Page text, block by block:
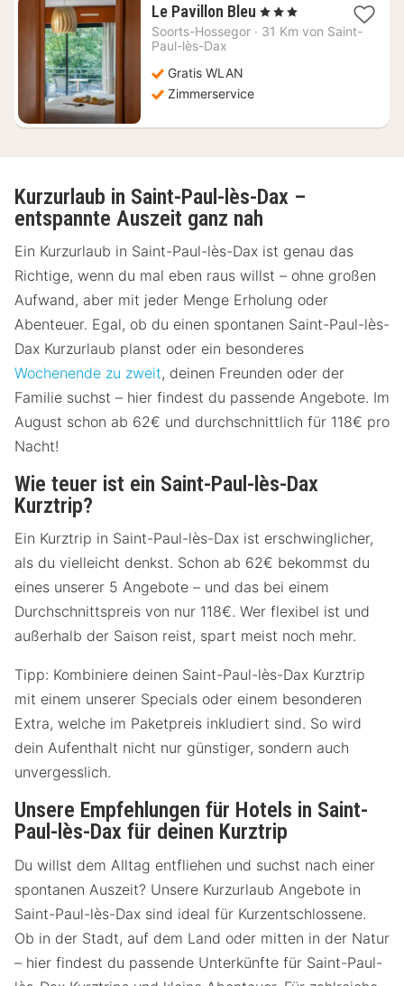
Le Pavillon Bleu 1
Nacht
, 3 Sterne
Soorts-Hossegor · 31 Km von Saint-
Paul-lès-Dax
Gratis WLAN
Zimmerservice
Kurzurlaub in Saint-Paul-lès-Dax –
entspannte Auszeit ganz nah
Ein Kurzurlaub in Saint-Paul-lès-Dax ist genau das
Richtige, wenn du mal eben raus willst – ohne großen
Aufwand, aber mit jeder Menge Erholung oder
Abenteuer. Egal, ob du einen spontanen Saint-Paul-lès-
Dax Kurzurlaub planst oder ein besonderes
Wochenende zu zweit, deinen Freunden oder der
Familie suchst – hier findest du passende Angebote. Im
August schon ab 62€ und durchschnittlich für 118€ pro
Nacht!
Wie teuer ist ein Saint-Paul-lès-Dax
Kurztrip?
Ein Kurztrip in Saint-Paul-lès-Dax ist erschwinglicher,
als du vielleicht denkst. Schon ab 62€ bekommst du
eines unserer 5 Angebote – und das bei einem
Durchschnittspreis von nur 118€. Wer flexibel ist und
außerhalb der Saison reist, spart meist noch mehr.
Tipp: Kombiniere deinen Saint-Paul-lès-Dax Kurztrip
mit einem unserer Specials oder einem besonderen
Extra, welche im Paketpreis inkludiert sind. So wird
dein Aufenthalt nicht nur günstiger, sondern auch
unvergesslich.
Unsere Empfehlungen für Hotels in Saint-
Paul-lès-Dax für deinen Kurztrip
Du willst dem Alltag entfliehen und suchst nach einer
spontanen Auszeit? Unsere Kurzurlaub Angebote in
Saint-Paul-lès-Dax sind ideal für Kurzentschlossene.
Ob in der Stadt, auf dem Land oder mitten in der Natur
– hier findest du passende Unterkünfte für Saint-Paul-